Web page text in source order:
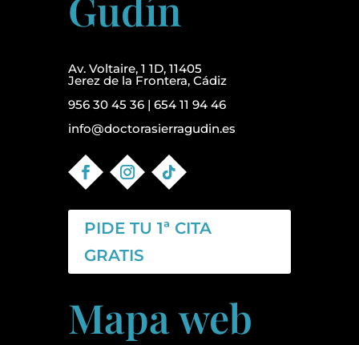
Av. Voltaire, 1 1D, 11405
Jerez de la Frontera, Cádiz
956 30 45 36| 654 11 94 46
info@doctorasierragudin.es
PIDE TU 1ª CITA
GRATIS
Mapa web